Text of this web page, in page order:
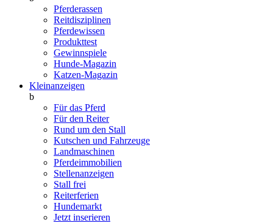
Pferderassen
Reitdisziplinen
Pferdewissen
Produkttest
Gewinnspiele
Hunde-Magazin
Katzen-Magazin
Kleinanzeigen
b
Für das Pferd
Für den Reiter
Rund um den Stall
Kutschen und Fahrzeuge
Landmaschinen
Pferdeimmobilien
Stellenanzeigen
Stall frei
Reiterferien
Hundemarkt
Jetzt inserieren